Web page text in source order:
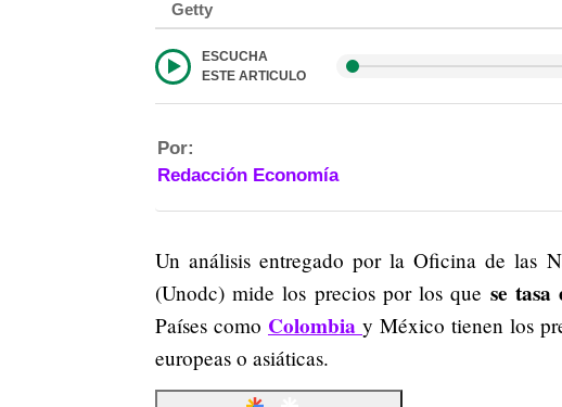
Getty
ESCUCHA
ESTE ARTICULO
Por:
Redacción Economía
Un análisis entregado por la Oficina de las
(Unodc) mide los precios por los que se
Países como Colombia y México tienen los
europeas o asiáticas.